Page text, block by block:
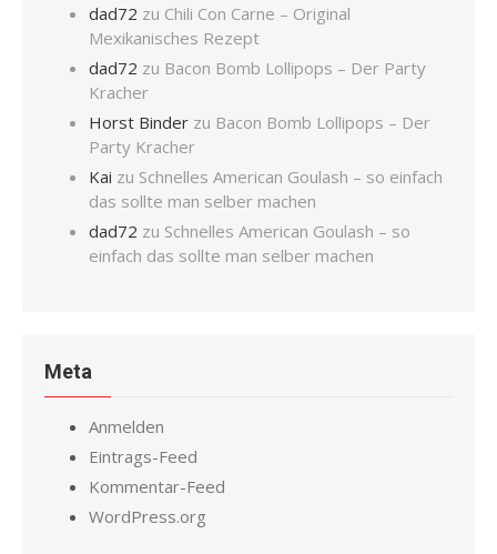
dad72 zu Chili Con Carne – Original
Mexikanisches Rezept
dad72 zu Bacon Bomb Lollipops – Der Party
Kracher
Horst Binder zu Bacon Bomb Lollipops – Der
Party Kracher
Kai zu Schnelles American Goulash – so einfach
das sollte man selber machen
dad72 zu Schnelles American Goulash – so
einfach das sollte man selber machen
Meta
Anmelden
Eintrags-Feed
Kommentar-Feed
WordPress.org